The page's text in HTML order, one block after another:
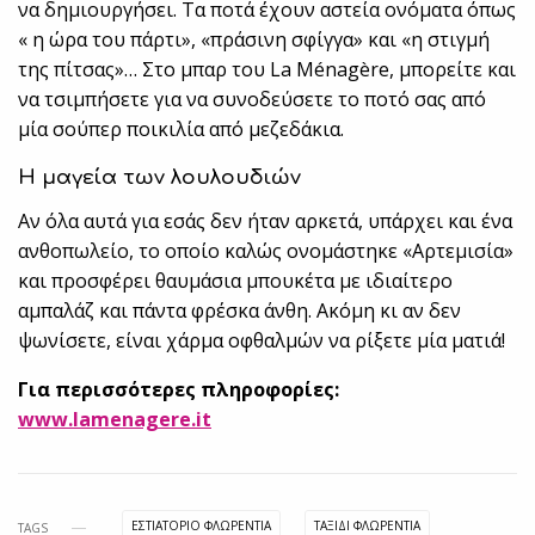
να δημιουργήσει. Τα ποτά έχουν αστεία ονόματα όπως
« η ώρα του πάρτι», «πράσινη σφίγγα» και «η στιγμή
της πίτσας»… Στο μπαρ του La Μénagère, μπορείτε και
να τσιμπήσετε για να συνοδεύσετε το ποτό σας από
μία σούπερ ποικιλία από μεζεδάκια.
Η μαγεία των λουλουδιών
Αν όλα αυτά για εσάς δεν ήταν αρκετά, υπάρχει και ένα
ανθοπωλείο, το οποίο καλώς ονομάστηκε «Αρτεμισία»
και προσφέρει θαυμάσια μπουκέτα με ιδιαίτερο
αμπαλάζ και πάντα φρέσκα άνθη. Ακόμη κι αν δεν
ψωνίσετε, είναι χάρμα οφθαλμών να ρίξετε μία ματιά!
Για περισσότερες πληροφορίες:
www.lamenagere.it
TAGS ΕΣΤΙΑΤΌΡΙΟ ΦΛΩΡΕΝΤΊΑ ΤΑΞΊΔΙ ΦΛΩΡΕΝΤΊΑ